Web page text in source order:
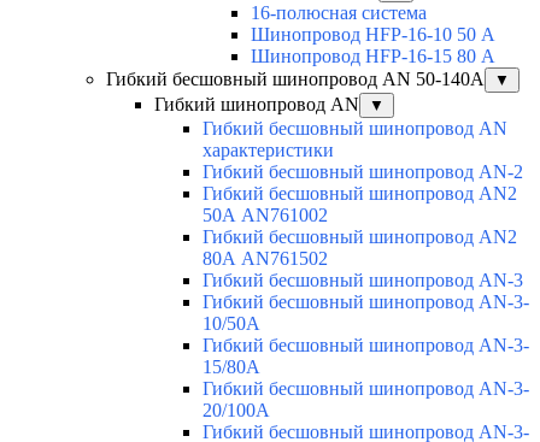
16-полюсная система
Шинопровод HFP-16-10 50 А
Шинопровод HFP-16-15 80 А
Гибкий бесшовный шинопровод AN 50-140А
▼
Гибкий шинопровод AN ▼
Гибкий бесшовный шинопровод AN
характеристики
Гибкий бесшовный шинопровод AN-2
Гибкий бесшовный шинопровод AN2
50А AN761002
Гибкий бесшовный шинопровод AN2
80А AN761502
Гибкий бесшовный шинопровод AN-3
Гибкий бесшовный шинопровод AN-3-
10/50A
Гибкий бесшовный шинопровод AN-3-
15/80A
Гибкий бесшовный шинопровод AN-3-
20/100A
Гибкий бесшовный шинопровод AN-3-